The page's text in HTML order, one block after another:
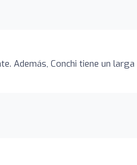
Además, Conchi tiene un larga